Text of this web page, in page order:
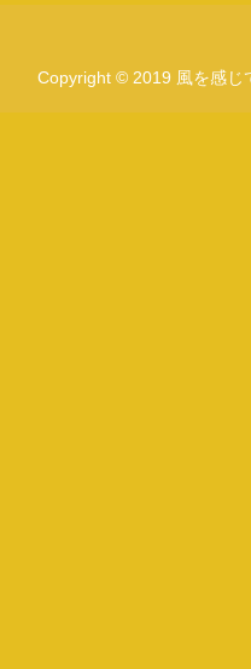
Copyright © 2019 風を感じ